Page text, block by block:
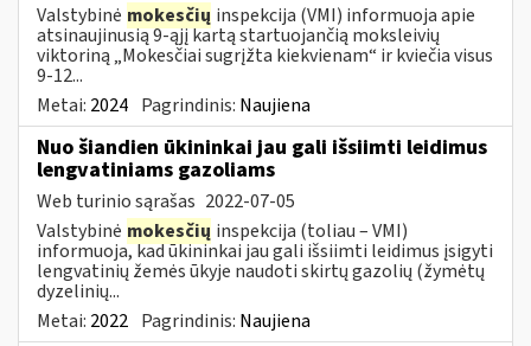
Valstybinė mokesčių inspekcija (VMI) informuoja apie
atsinaujinusią 9-ąjį kartą startuojančią moksleivių
viktoriną „Mokesčiai sugrįžta kiekvienam“ ir kviečia visus
9-12...
Metai: 2024 Pagrindinis: Naujiena
Nuo šiandien ūkininkai jau gali išsiimti leidimus
lengvatiniams gazoliams
Web turinio sąrašas 2022-07-05
Valstybinė mokesčių inspekcija (toliau – VMI)
informuoja, kad ūkininkai jau gali išsiimti leidimus įsigyti
lengvatinių žemės ūkyje naudoti skirtų gazolių (žymėtų
dyzelinių...
Metai: 2022 Pagrindinis: Naujiena